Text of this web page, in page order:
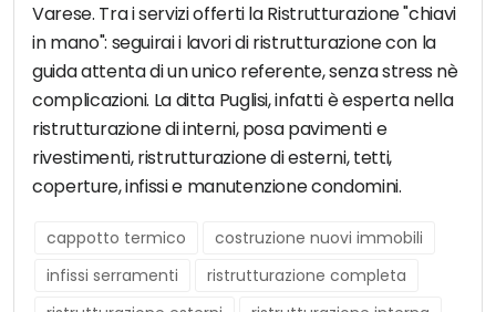
Varese. Tra i servizi offerti la Ristrutturazione "chiavi
in mano": seguirai i lavori di ristrutturazione con la
guida attenta di un unico referente, senza stress nè
complicazioni. La ditta Puglisi, infatti è esperta nella
ristrutturazione di interni, posa pavimenti e
rivestimenti, ristrutturazione di esterni, tetti,
coperture, infissi e manutenzione condomini.
cappotto termico
costruzione nuovi immobili
infissi serramenti
ristrutturazione completa